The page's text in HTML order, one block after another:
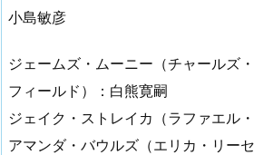
小島敏彦
ジェームズ・ムーニー（チャールズ
フィールド）：白熊寛嗣
ジェイク・ストレイカ（ラファエル
アマンダ・バウルズ（エリカ・リー